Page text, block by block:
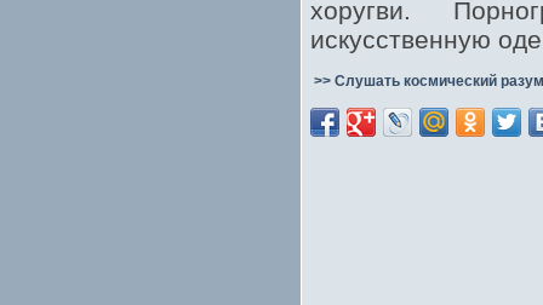
хоругви.
искусственную
>> Слушать космический